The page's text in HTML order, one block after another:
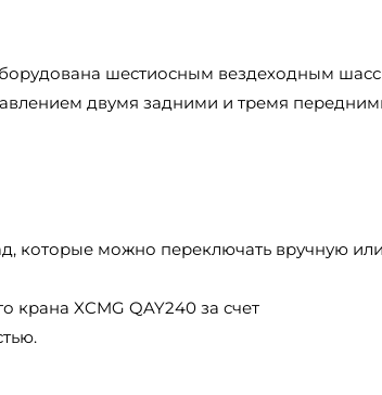
шестиосным вездеходным
двумя задними и тремя
которые можно переключать вручную
XCMG QAY240 за счет